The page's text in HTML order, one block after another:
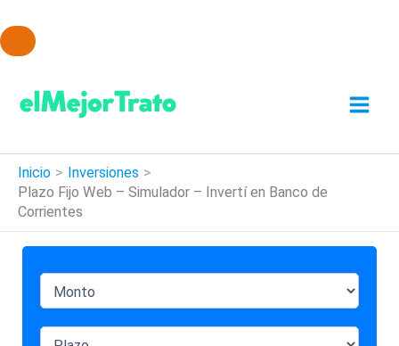
contenido
Inicio
Inversiones
Plazo Fijo Web – Simulador – Invertí en Banco de
Corrientes